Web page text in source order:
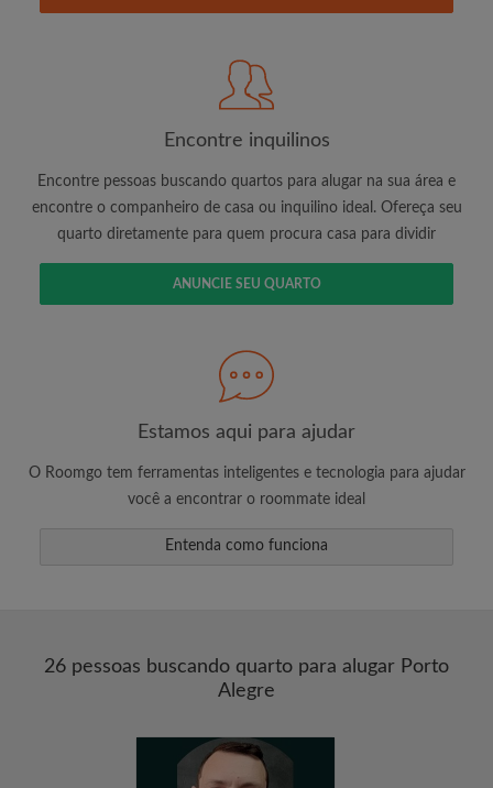
É 100% grátis!
Crie uma conta e comece a procurar
Envie mensagens ilimitadas para todos os
Solicite ilimitadas visitas aos quartos
Compartilhe seu perfil para aumentar suas
changes de encontrar um quarto
Encontre inquilinos
Encontre pessoas buscando quartos para alugar na sua área e
encontre o companheiro de casa ou inquilino ideal. Ofereça seu
quarto diretamente para quem procura casa para dividir
ANUNCIE SEU QUARTO
Estamos aqui para ajudar
O Roomgo tem ferramentas inteligentes e tecnologia para ajudar
você a encontrar o roommate ideal
Entenda como funciona
26 pessoas buscando quarto para alugar Porto
Alegre